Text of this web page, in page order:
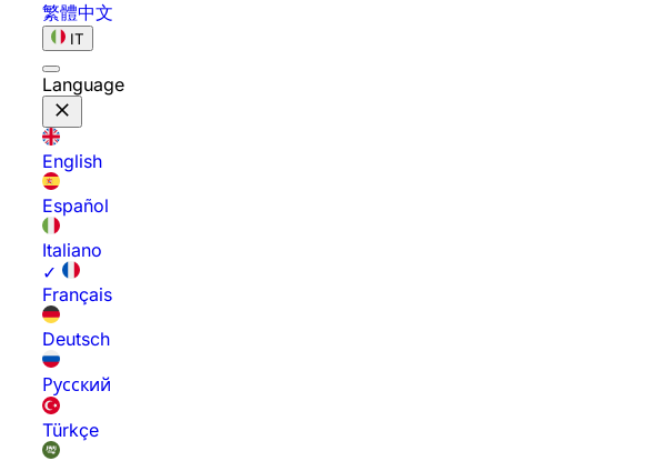
繁體中文
IT
Language
English
Español
Italiano
✓
Français
Deutsch
Русский
Türkçe